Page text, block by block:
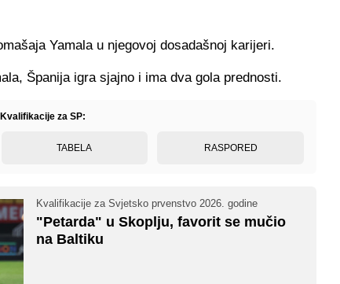
Yamala u njegovoj dosadašnoj karijeri.
Španija igra sjajno i ima dva gola prednosti.
za SP:
TABELA RASPORED
Kvalifikacije za Svjetsko prvenstvo 2026. godine
"Petarda" u Skoplju, favorit se mučio
na Baltiku